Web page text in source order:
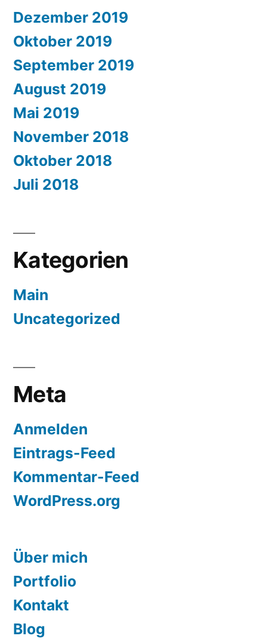
Dezember 2019
Oktober 2019
September 2019
August 2019
Mai 2019
November 2018
Oktober 2018
Juli 2018
Kategorien
Main
Uncategorized
Meta
Anmelden
Eintrags-Feed
Kommentar-Feed
WordPress.org
Über mich
Portfolio
Kontakt
Blog